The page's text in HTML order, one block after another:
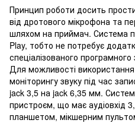
Принцип роботи досить
від дротового мікрофона та
шляхом на приймач. Система
Play, тобто не потребує
спеціалізованого
Для можливості
моніторингу звуку під час
jack 3,5 на jack 6,35 мм.
пристроєм, що має аудіовхід
планшетом, мікшерним